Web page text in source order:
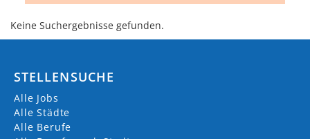
Keine Suchergebnisse gefunden.
STELLENSUCHE
Alle Jobs
Alle Städte
Alle Berufe